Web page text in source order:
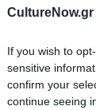
CultureNow.gr
If you wish to
sensitive
confirm your
continue seeing